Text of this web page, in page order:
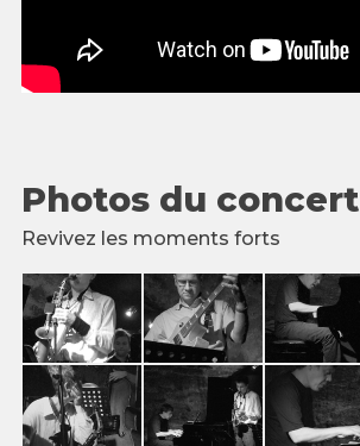
Photos du concert
Revivez les moments forts